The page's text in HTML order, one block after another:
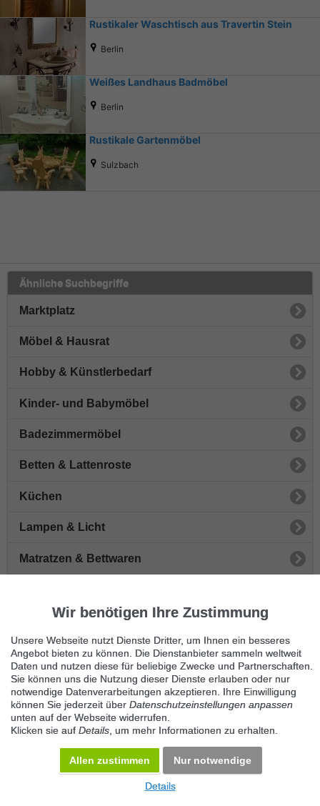
Rustikaler Waschtisch aus Travertin Stein
Berlin
Weißes Landhaus Badmöbel
Berlin
Rustikale Gartenmöbel
Sulzbach
Ähnliche Suchbegriffe
Marktplatz
Möbel & Hausrat
Hobby & Künstlerbedarf
Kinder- und Babymöbel
Badezimmermöbel
Betten & Lattenroste
Küchen
Lampen & Licht
Matratzen & Bettwaren
Schränke & Vitrinen
Stühle
Tische
Sonstige Möbel
Wir benötigen Ihre Zustimmung
Unsere Webseite nutzt Dienste Dritter, um Ihnen ein besseres
Angebot bieten zu können. Die Dienstanbieter sammeln weltweit
Daten und nutzen diese für beliebige Zwecke und Partnerschaften.
Sie können uns die Nutzung dieser Dienste erlauben oder nur
notwendige Datenverarbeitungen akzeptieren. Ihre Einwilligung
können Sie jederzeit über Datenschutzeinstellungen anpassen
unten auf der Webseite widerrufen.
Klicken sie auf Details , um mehr Informationen zu erhalten.
Allen zustimmen Nur notwendige
Details